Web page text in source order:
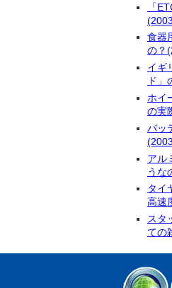
「
食器
の？
イギ
ド
ホイ
の実
バッ
アル
うな
タイ
高速
スタ
ての